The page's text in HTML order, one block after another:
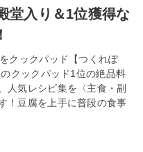
堂入り＆1位獲得な
クックパッド【つくれぽ
クックパッド1位の絶品料
人気レシピ集を〈主食・副
！豆腐を上手に普段の食事